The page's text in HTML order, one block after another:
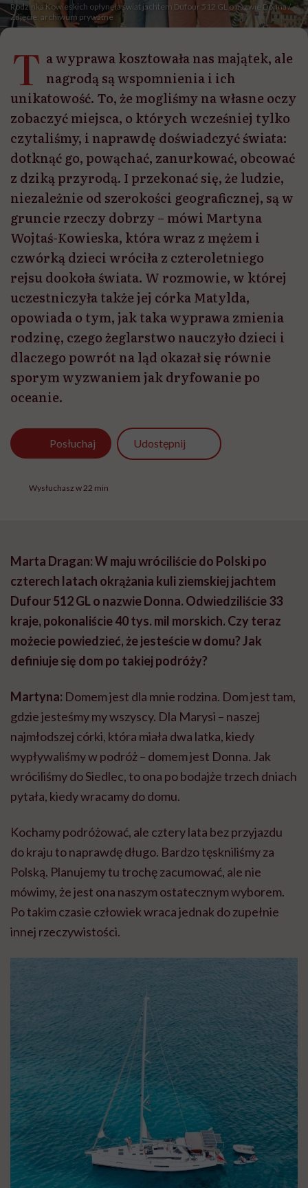
Rodzinka Kowieskich opłynęła świat jachtem Dufour 512 GL o nazwie Donna /
Zdjęcie: archiwum prywatne
T a wyprawa kosztowała nas majątek, ale
nagrodą są wspomnienia i ich
unikatowość. To, że mogliśmy na własne oczy
zobaczyć miejsca, o których wcześniej tylko
czytaliśmy, i naprawdę doświadczyć świata:
dotknąć go, powąchać, zanurkować, obcować
z dziką przyrodą. I przekonać się, że ludzie,
niezależnie od szerokości geograficznej, są w
gruncie rzeczy dobrzy – mówi Martyna
Wojtaś-Kowieska, która wraz z mężem i
czwórką dzieci wróciła z czteroletniego
rejsu dookoła świata. W rozmowie, w której
uczestniczyła także jej córka Matylda,
opowiada o tym, jak taka wyprawa zmienia
rodzinę, czego żeglarstwo nauczyło dzieci i
dlaczego powrót na ląd okazał się równie
sporym wyzwaniem jak dryfowanie po
oceanie.
Posłuchaj Udostępnij
Wysłuchasz w 22 min
Marta Dragan: W maju wróciliście do Polski po
czterech latach okrążania kuli ziemskiej jachtem
Dufour 512 GL o nazwie Donna. Odwiedziliście 33
kraje, pokonaliście 40 tys. mil morskich. Czy teraz
możecie powiedzieć, że jesteście w domu? Jak
definiuje się dom po takiej podróży?
Martyna: Domem jest dla mnie rodzina. Dom jest tam,
gdzie jesteśmy my wszyscy. Dla Marysi – naszej
najmłodszej córki, która miała dwa latka, kiedy
wypływaliśmy w podróż – domem jest Donna. Jak
wróciliśmy do Siedlec, to ona po bodajże trzech dniach
pytała, kiedy wracamy do domu.
Kochamy podróżować, ale cztery lata bez przyjazdu
do kraju to naprawdę długo. Bardzo tęskniliśmy za
Polską. Planujemy tu trochę zacumować, ale nie
mówimy, że jest ona naszym ostatecznym wyborem.
Po takim czasie człowiek wraca jednak do zupełnie
innej rzeczywistości.